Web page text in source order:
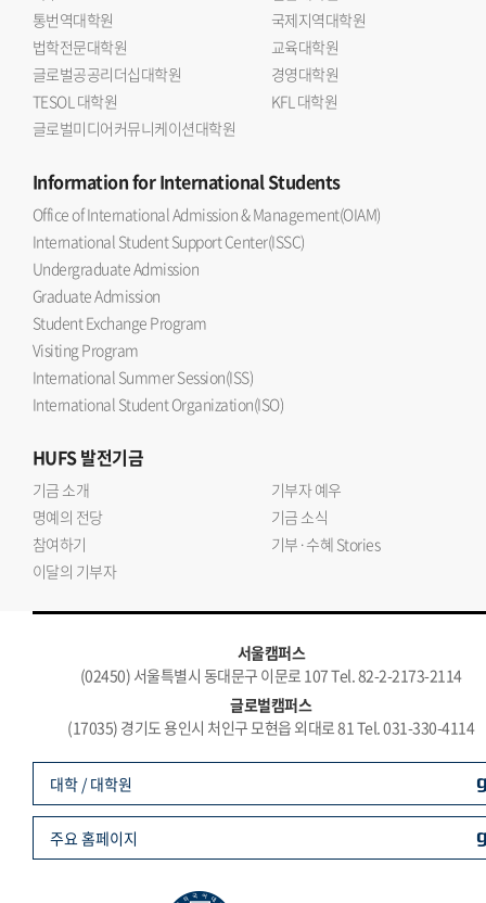
통번역대학원
국제지역대학원
법학전문대학원
교육대학원
글로벌공공리더십대학원
경영대학원
TESOL 대학원
KFL 대학원
글로벌미디어커뮤니케이션대학원
Informationfor International Students
Office of International Admission & Management(OIAM)
International Student Support Center(ISSC)
Undergraduate Admission
Graduate Admission
Student Exchange Program
Visiting Program
International Summer Session(ISS)
International Student Organization(ISO)
HUFS발전기금
기금 소개
기부자 예우
명예의 전당
기금 소식
참여하기
기부·수혜 Stories
이달의 기부자
서울캠퍼스
(02450) 서울특별시 동대문구 이문로 107 Tel. 82-2-2173-2114
글로벌캠퍼스
(17035) 경기도 용인시 처인구 모현읍 외대로 81 Tel. 031-330-4114
대학 / 대학원
주요 홈페이지